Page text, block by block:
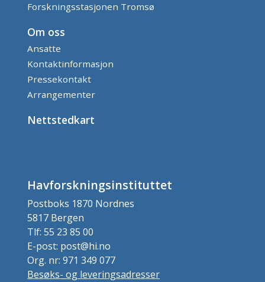
Forskningsstasjonen Tromsø
Om oss
Ansatte
Kontaktinformasjon
Pressekontakt
Arrangementer
Nettstedkart
Havforskningsinstituttet
Postboks 1870 Nordnes
5817 Bergen
Tlf: 55 23 85 00
E-post: post@hi.no
Org. nr: 971 349 077
Besøks- og leveringsadresser